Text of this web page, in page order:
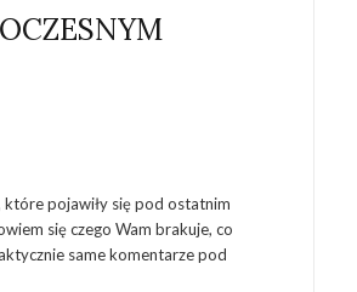
które pojawiły się pod ostatnim
się czego Wam brakuje, co
same komentarze pod